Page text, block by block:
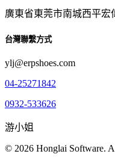
廣東省東莞市南城西平宏
台灣聯繫方式
ylj@erpshoes.com
04-25271842
0932-533626
游小姐
© 2026 Honglai Software.